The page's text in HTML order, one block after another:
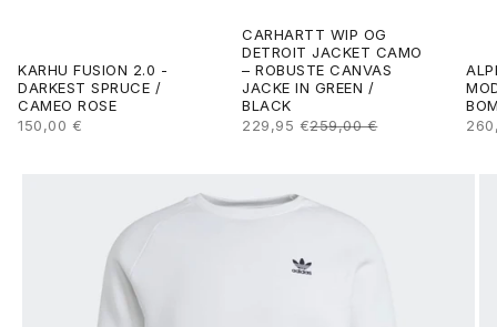
KARHU FUSION 2.0 -
DARKEST SPRUCE /
CAMEO ROSE
ANGEBOT
150,00 €
CARHARTT WIP OG
DETROIT JACKET CAMO
– ROBUSTE CANVAS
JACKE IN GREEN /
BLACK
ANGEBOT
229,95 €REGULÄRER PREIS
259,00 €